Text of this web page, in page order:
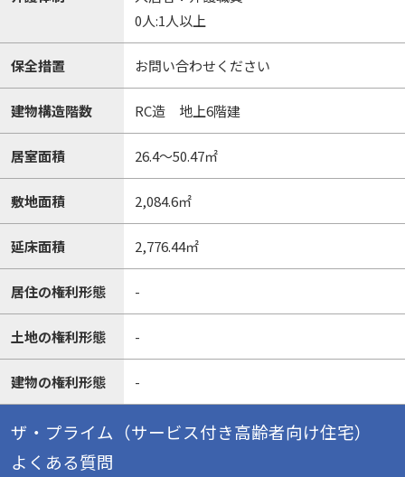
0人:1人以上
保全措置 お問い合わせください
建物構造階数 RC造 地上6階建
居室面積 26.4～50.47㎡
敷地面積 2,084.6㎡
延床面積 2,776.44㎡
居住の権利形態 -
土地の権利形態 -
建物の権利形態 -
ザ・プライム（サービス付き高齢者向け住宅）
よくある質問